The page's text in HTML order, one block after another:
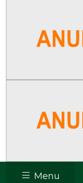
Menu